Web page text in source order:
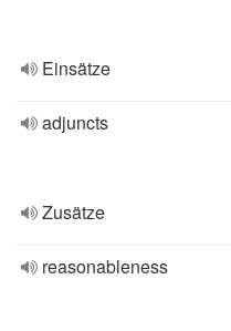
Einsätze
adjuncts
Zusätze
reasonableness